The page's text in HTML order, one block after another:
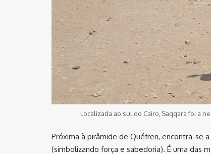
Localizada ao sul do Cairo, Saqqara foi a
Próxima à pirâmide de Quéfren, encontra-se
(simbolizando força e sabedoria). É uma das